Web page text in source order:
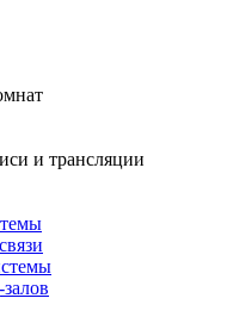
и трансляции